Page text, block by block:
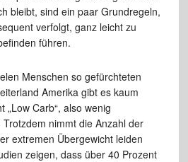
bleibt, sind ein paar Grundregeln,
verfolgt, ganz leicht zu
führen.
Menschen so gefürchteten
Amerika gibt es kaum
„Low Carb“, also wenig
nimmt die Anzahl der
extremen Übergewicht leiden
zeigen, dass über 40 Prozent